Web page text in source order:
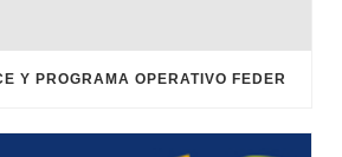
Y PROGRAMA OPERATIVO FEDER